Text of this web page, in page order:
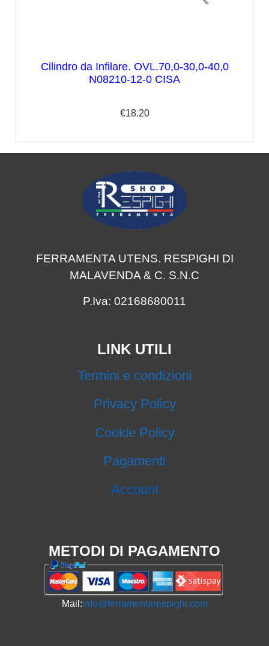
Cilindro da Infilare. OVL.70,0-30,0-40,0
N08210-12-0 CISA
€18.20
FERRAMENTA UTENS. RESPIGHI DI
MALAVENDA & C. S.N.C
P.Iva: 02168680011
LINK UTILI
Termini e condizioni
Privacy Policy
Cookie Policy
Pagamenti
Account
METODI DI PAGAMENTO
Mail:info@ferramentarespighi.com